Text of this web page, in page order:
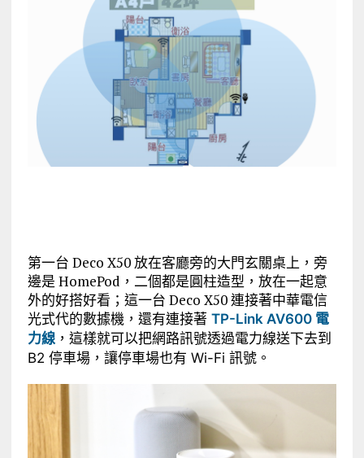
第一台 Deco X50 放在客廳旁的大門玄關桌上，旁
邊是 HomePod，二個都是圓柱造型，放在一起意
外的好搭好看；這一台 Deco X50 連接著中華電信
光式代的數據機，還有連接著 TP-Link AV600 電
力線，這樣就可以把網路訊號透過電力線送下去到
B2 停車場，讓停車場也有 Wi-Fi 訊號。